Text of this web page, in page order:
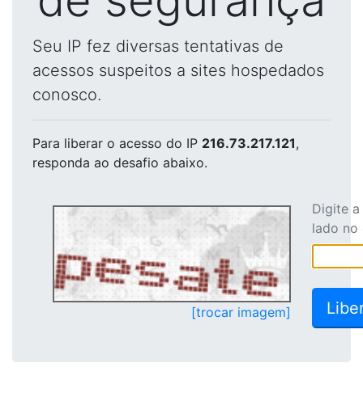
Seu IP fez diversas tentativas de
acessos suspeitos a sites hospedados
conosco.
Para liberar o acesso do IP 216.73.217.121,
responda ao desafio abaixo.
[trocar imagem]
Digite
lado no